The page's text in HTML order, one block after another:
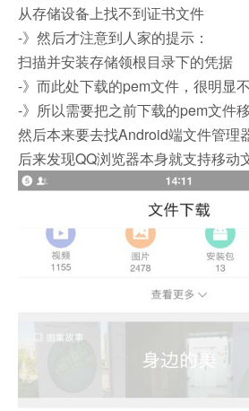
从存储设备上找不到证书文件
-》然后才注意到人家的提示：
扫描并安装存储领根目录下的凭据
-》而此处下载的pem文件，很明显
-》所以需要把之前下载的pem文件
然后本来要去找Android端文件管理
后来发现QQ浏览器本身就支持移动